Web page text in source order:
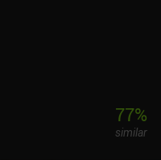
77%
similar